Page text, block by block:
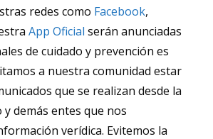
redes como Facebook,
App Oficial serán anunciadas
de cuidado y prevención es
a nuestra comunidad estar
que se realizan desde la
y demás entes que nos
verídica. Evitemos la